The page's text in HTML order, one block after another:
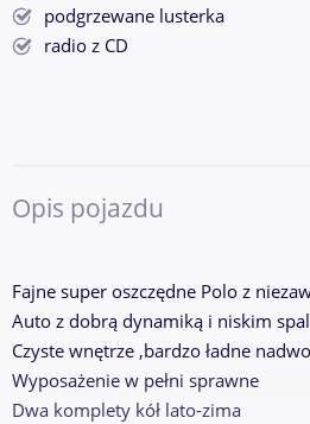
podgrzewane lusterka
radio z CD
Opis pojazdu
Fajne super oszczędne Polo z
Auto z dobrą dynamiką i niskim
Czyste wnętrze ,bardzo ładne
Wyposażenie w pełni sprawne
Dwa komplety kół lato-zima